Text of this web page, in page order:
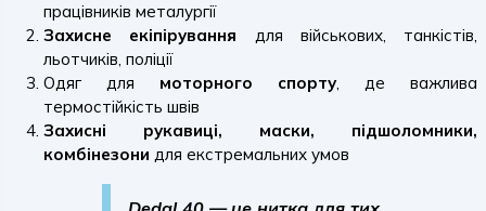
працівників металургії
Захисне екіпірування для військових, танкістів,
льотчиків, поліції
Одяг для моторного спорту, де важлива
термостійкість швів
Захисні рукавиці, маски, підшоломники,
комбінезони для екстремальних умов